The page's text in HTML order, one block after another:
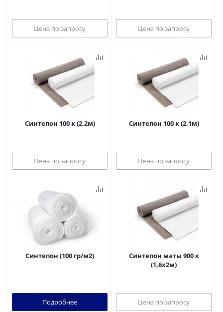
Цена по запросу Цена по запросу
Синтепон 100 к (2,2м)
Цена по запросу
Синтепон 100 к (2,1м)
Цена по запросу
Синтепон (100 гр/м2)
Подробнее
Синтепон маты 900 к
(1,6х2м)
Цена по запросу